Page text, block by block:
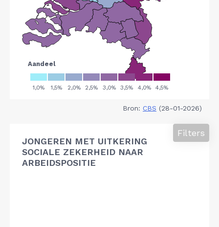
Bron: CBS (28-01-2026)
JONGEREN MET UITKERING
SOCIALE ZEKERHEID NAAR
ARBEIDSPOSITIE
Filters